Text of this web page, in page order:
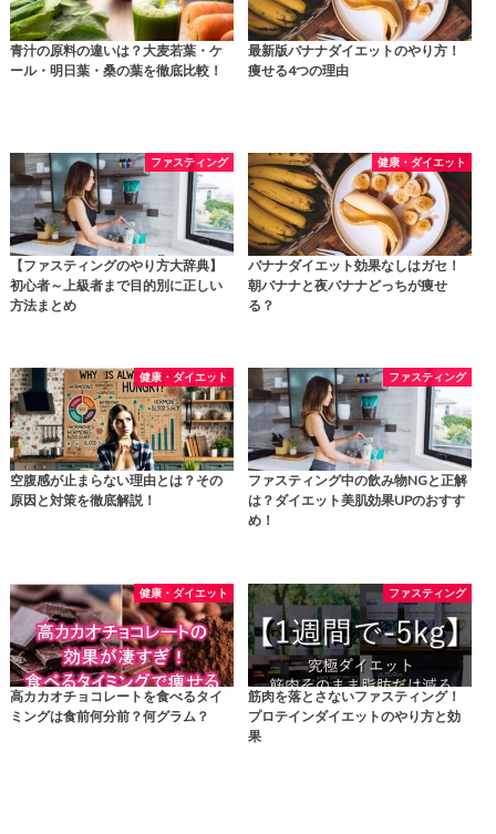
青汁の原料の違いは？大麦若葉・ケ
ール・明日葉・桑の葉を徹底比較！
最新版バナナダイエットのやり方！
痩せる4つの理由
ファスティング
【ファスティングのやり方大辞典】
初心者～上級者まで目的別に正しい
方法まとめ
健康・ダイエット
バナナダイエット効果なしはガセ！
朝バナナと夜バナナどっちが痩せ
る？
健康・ダイエット
空腹感が止まらない理由とは？その
原因と対策を徹底解説！
ファスティング
ファスティング中の飲み物NGと正解
は？ダイエット美肌効果UPのおすす
め！
健康・ダイエット
高カカオチョコレートを食べるタイ
ミングは食前何分前？何グラム？
ファスティング
筋肉を落とさないファスティング！
プロテインダイエットのやり方と効
果